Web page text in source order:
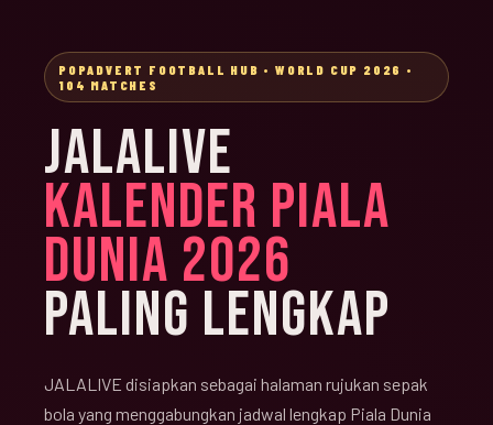
POPADVERT FOOTBALL HUB • WORLD CUP 2026 •
104 MATCHES
JALALIVE
KALENDER PIALA
DUNIA 2026
PALING LENGKAP
JALALIVE disiapkan sebagai halaman rujukan sepak
bola yang menggabungkan jadwal lengkap Piala Dunia